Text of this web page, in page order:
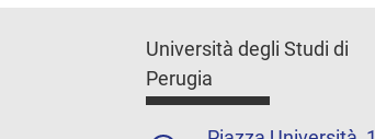
Università degli Studi di
Perugia